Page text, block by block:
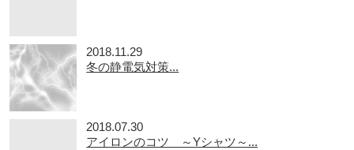
2018.11.29
冬の静電気対策...
2018.07.30
アイロンのコツ ～Yシャツ～...